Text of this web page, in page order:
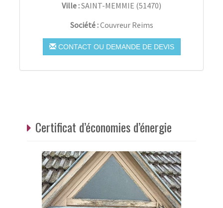
Ville :SAINT-MEMMIE (51470)
Société :Couvreur Reims
CONTACT OU DEMANDE DE DEVIS
Certificat d’économies d’énergie